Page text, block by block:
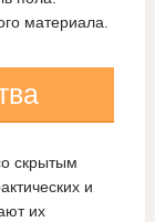
материала.
скрытым
и
их